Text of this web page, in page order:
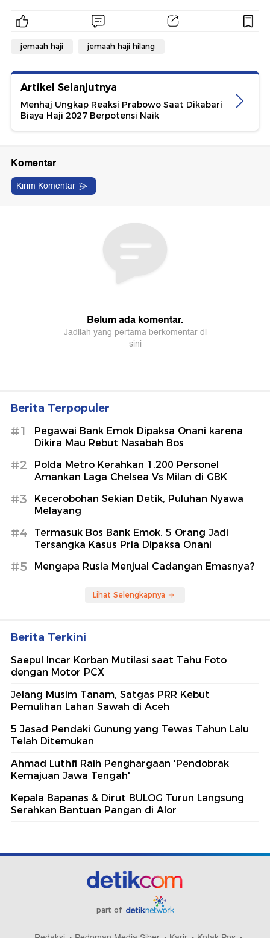
jemaah haji jemaah haji hilang
Artikel Selanjutnya
Menhaj Ungkap Reaksi Prabowo Saat Dikabari
Biaya Haji 2027 Berpotensi Naik
Berita Terpopuler
#1
Pegawai Bank Emok Dipaksa Onani karena
Dikira Mau Rebut Nasabah Bos
#2
Polda Metro Kerahkan 1.200 Personel
Amankan Laga Chelsea Vs Milan di GBK
#3
Kecerobohan Sekian Detik, Puluhan Nyawa
Melayang
#4
Termasuk Bos Bank Emok, 5 Orang Jadi
Tersangka Kasus Pria Dipaksa Onani
#5 Mengapa Rusia Menjual Cadangan Emasnya?
Lihat Selengkapnya
Berita Terkini
Saepul Incar Korban Mutilasi saat Tahu Foto
dengan Motor PCX
Jelang Musim Tanam, Satgas PRR Kebut
Pemulihan Lahan Sawah di Aceh
5 Jasad Pendaki Gunung yang Tewas Tahun Lalu
Telah Ditemukan
Ahmad Luthfi Raih Penghargaan 'Pendobrak
Kemajuan Jawa Tengah'
Kepala Bapanas & Dirut BULOG Turun Langsung
Serahkan Bantuan Pangan di Alor
part of